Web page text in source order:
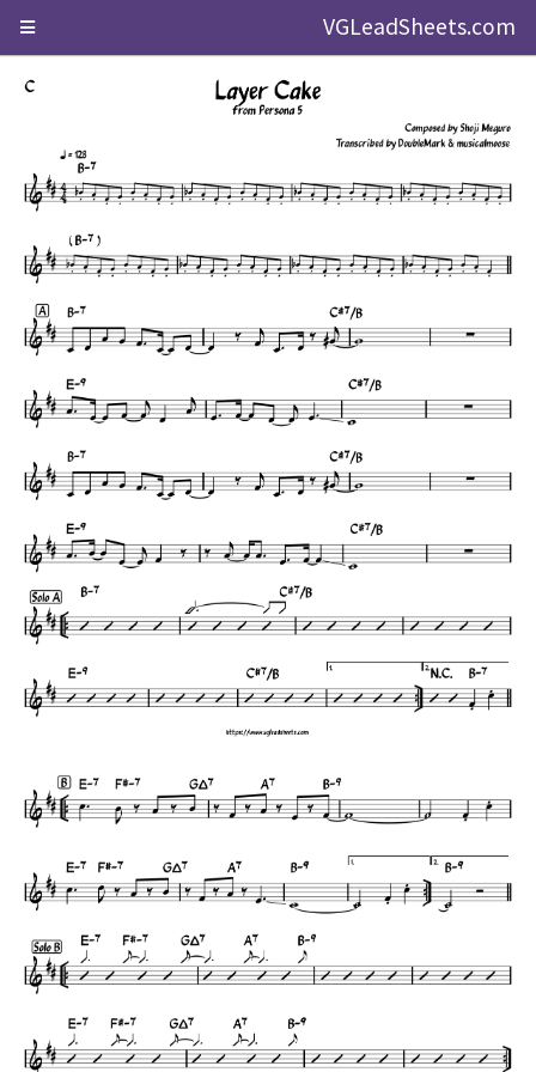
VGLeadSheets.com